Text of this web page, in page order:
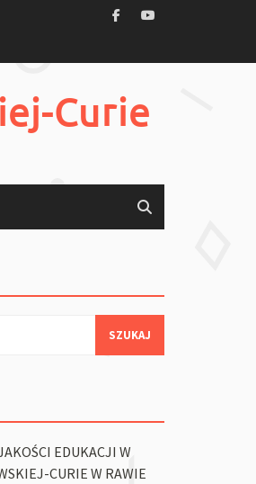
Curie
EDUKACJI W
CURIE W RAWIE